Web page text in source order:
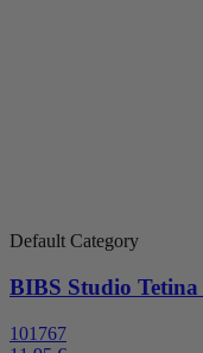
Default Category
BIBS Studio
101767